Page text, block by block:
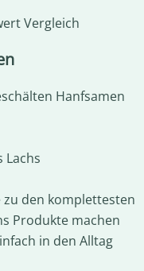
Hanfsamen
Lachs
zu den komplettesten
Produkte machen
in den Alltag